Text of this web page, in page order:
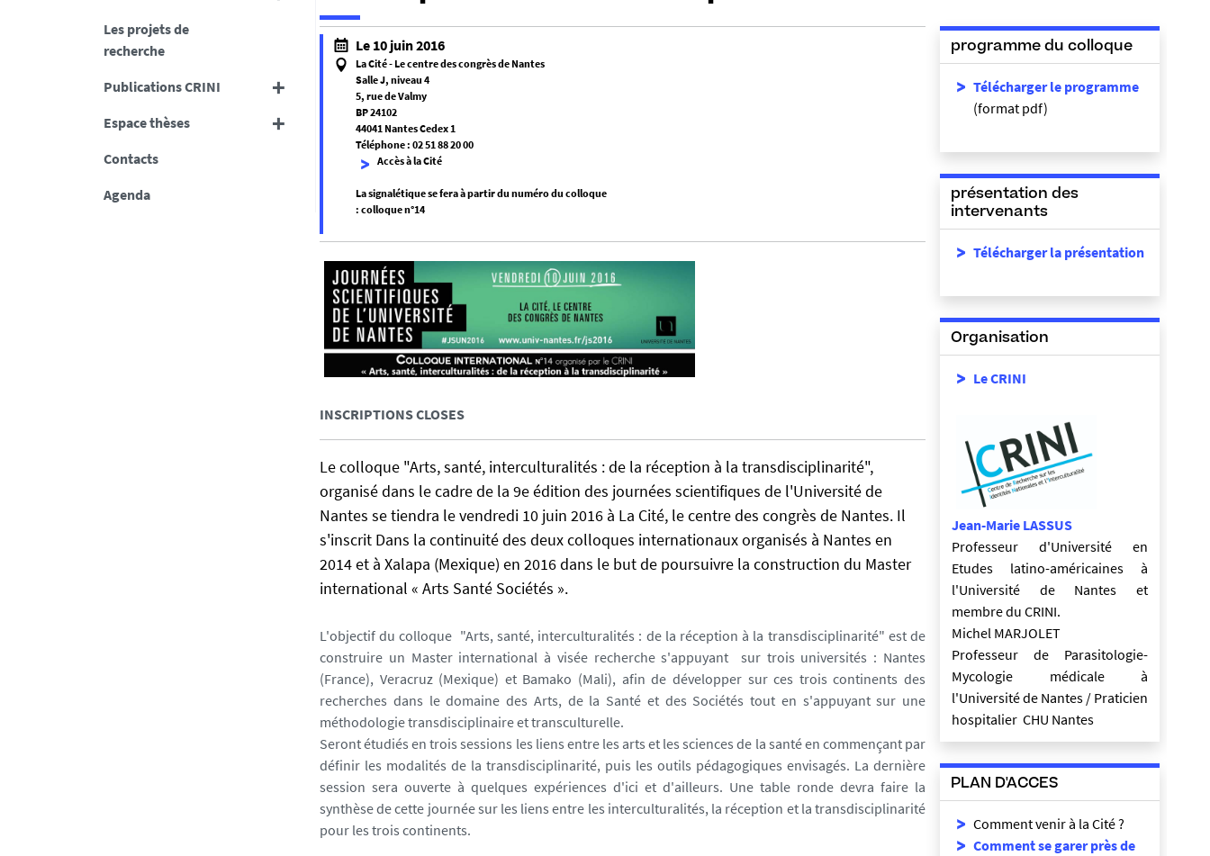
Les projets de
recherche
Publications CRINI
Espace thèses
Contacts
Agenda
Le 10 juin 2016
La Cité - Le centre des congrès de Nantes
Salle J, niveau 4
5, rue de Valmy
BP 24102
44041 Nantes Cedex 1
Téléphone : 02 51 88 20 00
Accès à la Cité
La signalétique se fera à partir du numéro du colloque
: colloque n°14
f
a
l
s
e
f
a
s
e
INSCRIPTIONS CLOSES
Le colloque "Arts, santé, interculturalités : de la réception à la transdisciplinarité",
organisé dans le cadre de la 9e édition des journées scientifiques de l'Université de
Nantes se tiendra le vendredi 10 juin 2016 à La Cité, le centre des congrès de Nantes. Il
s'inscrit Dans la continuité des deux colloques internationaux organisés à Nantes en
2014 et à Xalapa (Mexique) en 2016 dans le but de poursuivre la construction du Master
international « Arts Santé Sociétés ».
L'objectif du colloque "Arts, santé, interculturalités : de la réception à la transdisciplinarité" est de
construire un Master international à visée recherche s'appuyant sur trois universités : Nantes
(France), Veracruz (Mexique) et Bamako (Mali), afin de développer sur ces trois continents des
recherches dans le domaine des Arts, de la Santé et des Sociétés tout en s'appuyant sur une
méthodologie transdisciplinaire et transculturelle.
Seront étudiés en trois sessions les liens entre les arts et les sciences de la santé en commençant par
définir les modalités de la transdisciplinarité, puis les outils pédagogiques envisagés. La dernière
session sera ouverte à quelques expériences d'ici et d'ailleurs. Une table ronde devra faire la
synthèse de cette journée sur les liens entre les interculturalités, la réception et la transdisciplinarité
pour les trois continents.
programme du colloque
Télécharger le programme
(format pdf)
présentation des
intervenants
Télécharger la présentation
Organisation
Le CRINI
Jean-Marie LASSUS
Professeur d'Université en
Etudes latino-américaines à
l'Université de Nantes et
membre du CRINI.
Michel MARJOLET
Professeur de Parasitologie-
Mycologie médicale à
l'Université de Nantes / Praticien
hospitalier CHU Nantes
PLAN D'ACCES
Comment venir à la Cité ?
Comment se garer près de